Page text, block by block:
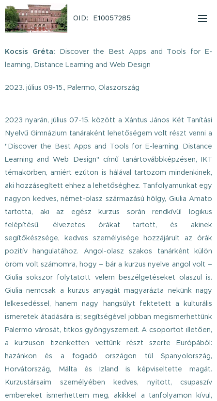
OID: E10057285
Kocsis Gréta: Discover the Best Apps and Tools for E-
learning, Distance Learning and Web Design
2023. július 09-15., Palermo, Olaszország
2023 nyarán, július 07-15. között a Xántus János Két Tanítási
Nyelvű Gimnázium tanáraként lehetőségem volt részt venni a
"Discover the Best Apps and Tools for E-learning, Distance
Learning and Web Design" című tanártovábbképzésen, IKT
témakörben, amiért ezúton is hálával tartozom mindenkinek,
aki hozzásegített ehhez a lehetőséghez. Tanfolyamunkat egy
nagyon kedves, német-olasz származású hölgy, Giulia Amato
tartotta, aki az egész kurzus során rendkívül logikus
felépítésű, élvezetes órákat tartott, és akinek
segítőkészsége, kedves személyisége hozzájárult az órák
pozitív hangulatához. Angol-olasz szakos tanárként külön
öröm volt számomra, hogy – bár a kurzus nyelve angol volt –
Giulia sokszor folytatott velem beszélgetéseket olaszul is.
Giulia nemcsak a kurzus anyagát magyarázta nekünk nagy
lelkesedéssel, hanem nagy hangsúlyt fektetett a kulturális
ismeretek átadására is; segítségével jobban megismerhettünk
Palermo városát, titkos gyöngyszemeit. A csoportot illetően,
a kurzuson tizenketten vettünk részt szerte Európából:
hazánkon és a fogadó országon túl Spanyolország,
Horvátország, Málta és Izland is képviseltette magát.
Kurzustársaim személyében kedves, nyitott, csupaszív
embereket ismerhettem meg, akikkel a tanfolyamon kívül,